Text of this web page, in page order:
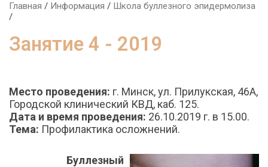
Главная / Информация / Школа буллезного эпидермолиза
/
Занятие 4 - 2019
Место проведения: г. Минск, ул. Прилукская, 46А,
Городской клинический КВД, каб. 125.
Дата и время проведения: 26.10.2019 г. в 15.00.
Тема: Профилактика осложнений.
Буллезный